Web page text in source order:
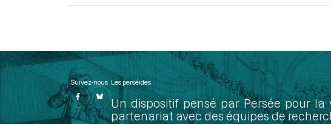
Suivez-nous Les perséides
Un dispositif pensé par Persée pour
partenariat avec des équipes de